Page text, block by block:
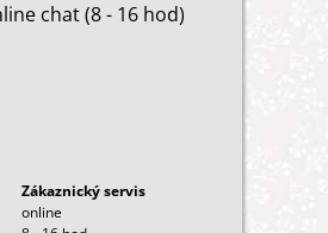
chat (8 - 16 hod)
Zákaznický servis
online